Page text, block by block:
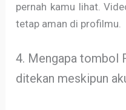
pernah kamu lihat.
tetap aman di profilmu.
4. Mengapa tombol
ditekan meskipun